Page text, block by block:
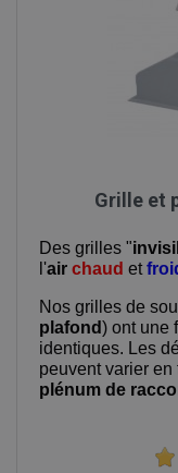
Grille et
Des grilles "
l'air chaud et
Nos grilles de
plafond) ont une
identiques. Les
peuvent varier en
plénum de